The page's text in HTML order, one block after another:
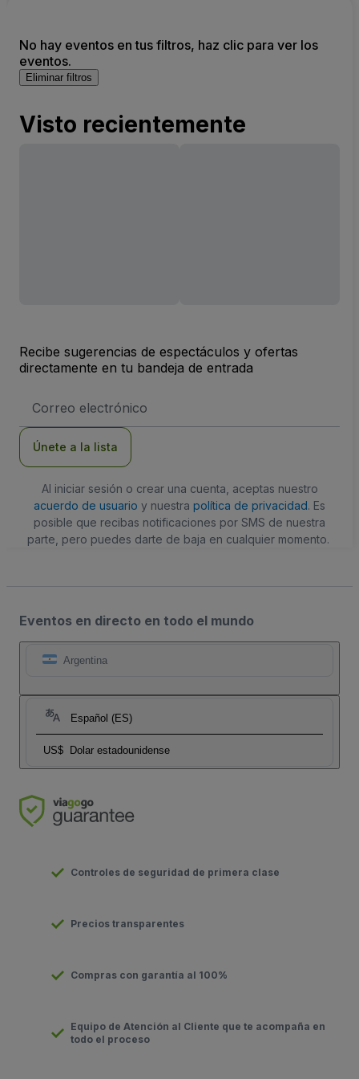
No hay eventos en tus filtros, haz clic para ver los
eventos.
Eliminar filtros
Visto recientemente
Recibe sugerencias de espectáculos y ofertas
directamente en tu bandeja de entrada
de
Únete a la lista
Al iniciar sesión o crear una cuenta, aceptas nuestro
acuerdo de usuario y nuestra política de privacidad. Es
posible que recibas notificaciones por SMS de nuestra
parte, pero puedes darte de baja en cualquier momento.
Eventos en directo en todo el mundo
Argentina
Español (ES)
US$ Dolar estadounidense
Controles de seguridad de primera clase
Precios transparentes
Compras con garantía al 100%
Equipo de Atención al Cliente que te acompaña en
todo el proceso